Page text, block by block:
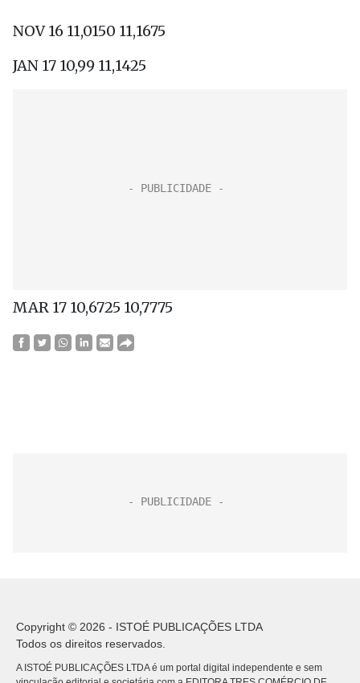
NOV 16 11,0150 11,1675
JAN 17 10,99 11,1425
MAR 17 10,6725 10,7775
Copyright © 2026 - ISTOÉ PUBLICAÇÕES LTDA
Todos os direitos reservados.
A ISTOÉ PUBLICAÇÕES LTDA é um portal digital independente e sem